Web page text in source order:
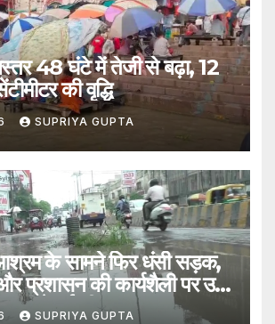
48 घंटे में तेजी से बढ़ा, 12
की वृद्धि
SUPRIYA GUPTA
के सामने फिर धंसी सड़क,
प्रशासन की कार्यशैली पर उठे
पहले हुई थी मरम्मत
SUPRIYA GUPTA